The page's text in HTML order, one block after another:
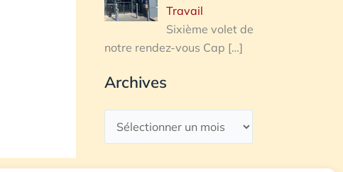
Travail
Sixième volet de
notre rendez-vous Cap […]
Archives